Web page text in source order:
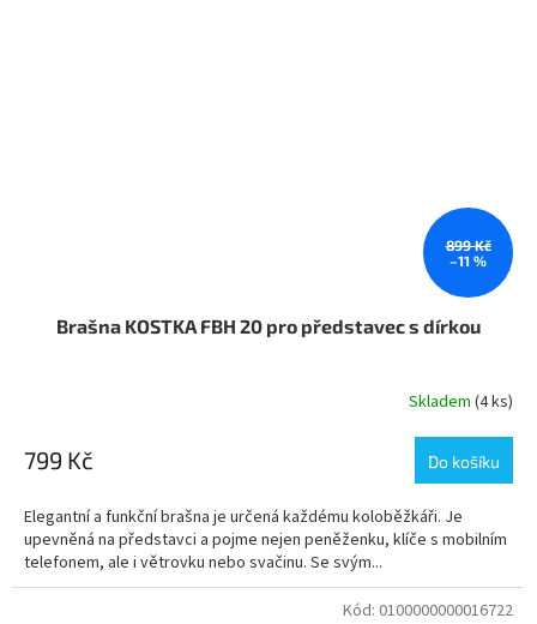
899 Kč
–11 %
Brašna KOSTKA FBH 20 pro představec s dírkou
Skladem (4 ks)
799 Kč Do košíku
Elegantní a funkční brašna je určená každému koloběžkáři. Je
upevněná na představci a pojme nejen peněženku, klíče s mobilním
telefonem, ale i větrovku nebo svačinu. Se svým...
Kód: 0100000000016722